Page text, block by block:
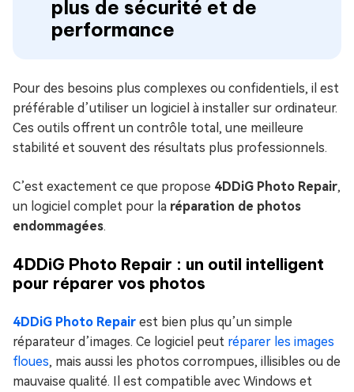
plus de sécurité et de
performance
Pour des besoins plus complexes ou confidentiels, il est
préférable d’utiliser un logiciel à installer sur ordinateur.
Ces outils offrent un contrôle total, une meilleure
stabilité et souvent des résultats plus professionnels.
C’est exactement ce que propose 4DDiG Photo Repair,
un logiciel complet pour la réparation de photos
endommagées.
4DDiG Photo Repair : un outil intelligent
pour réparer vos photos
4DDiG Photo Repair est bien plus qu’un simple
réparateur d’images. Ce logiciel peut réparer les images
floues, mais aussi les photos corrompues, illisibles ou de
mauvaise qualité. Il est compatible avec Windows et